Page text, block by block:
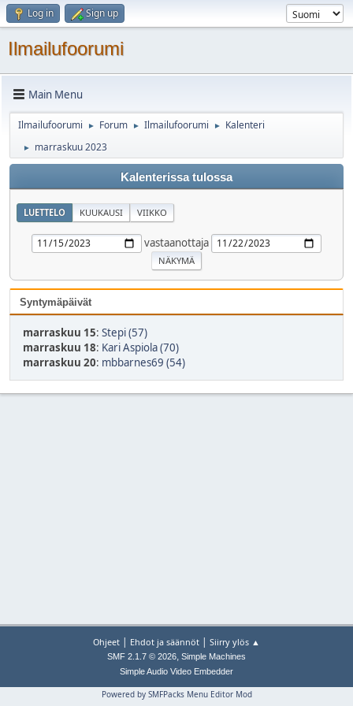
Log in Sign up
Ilmailufoorumi
Main Menu
Ilmailufoorumi ► Forum ► Ilmailufoorumi ► Kalenteri
► marraskuu 2023
Kalenterissa tulossa
LUETTELO KUUKAUSI VIIKKO
vastaanottaja
Syntymäpäivät
marraskuu 15: Stepi (57)
marraskuu 18: Kari Aspiola (70)
marraskuu 20: mbbarnes69 (54)
Ohjeet | Ehdot ja säännöt | Siirry ylös ▲
SMF 2.1.7 © 2026, Simple Machines
Simple Audio Video Embedder
Powered by SMFPacks Menu Editor Mod